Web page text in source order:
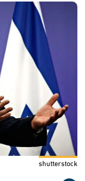
shutterstock